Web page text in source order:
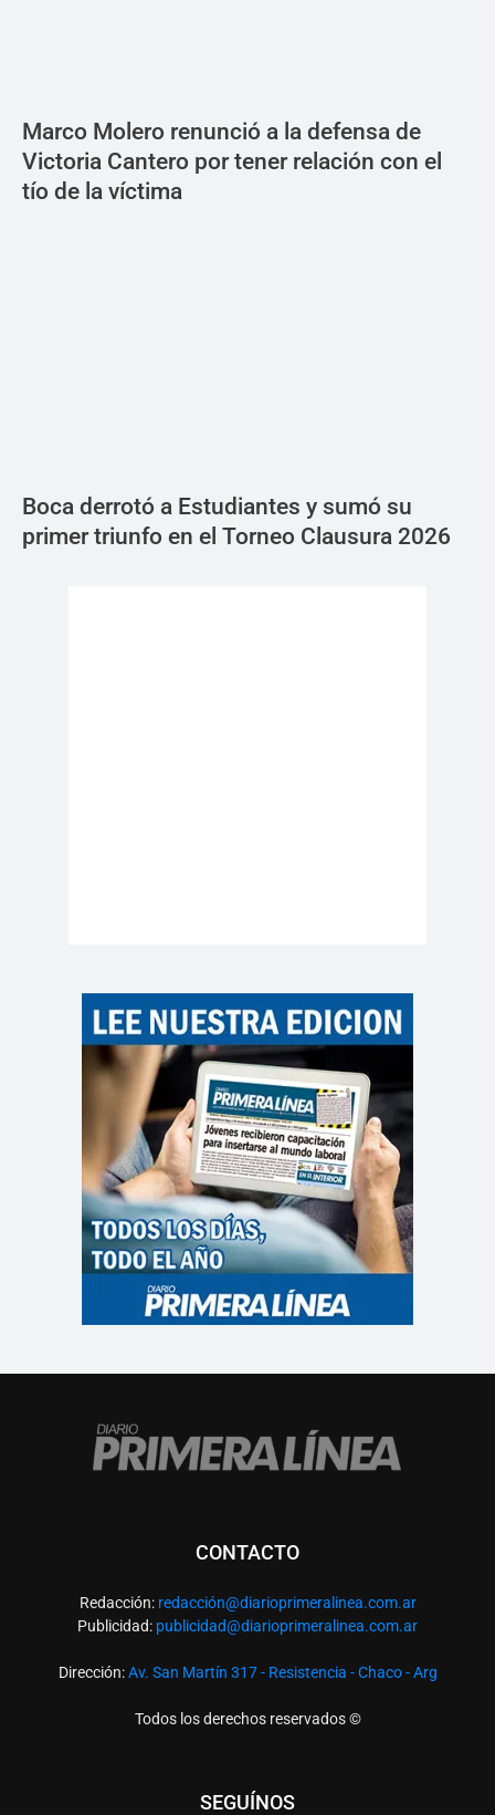
Marco Molero renunció a la defensa de
Victoria Cantero por tener relación con el
tío de la víctima
Boca derrotó a Estudiantes y sumó su
primer triunfo en el Torneo Clausura 2026
CONTACTO
Redacción: redacción@diarioprimeralinea.com.ar
Publicidad: publicidad@diarioprimeralinea.com.ar
Dirección:Av. San Martín 317 - Resistencia - Chaco - Arg
Todos los derechos reservados ©
SEGUÍNOS